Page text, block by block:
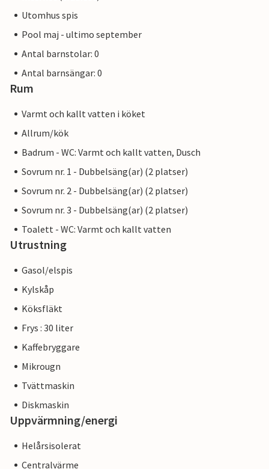
Utomhus spis
Pool maj - ultimo september
Antal barnstolar: 0
Antal barnsängar: 0
Rum
Varmt och kallt vatten i köket
Allrum/kök
Badrum - WC: Varmt och kallt vatten, Dusch
Sovrum nr. 1 - Dubbelsäng(ar) (2 platser)
Sovrum nr. 2 - Dubbelsäng(ar) (2 platser)
Sovrum nr. 3 - Dubbelsäng(ar) (2 platser)
Toalett - WC: Varmt och kallt vatten
Utrustning
Gasol/elspis
Kylskåp
Köksfläkt
Frys : 30 liter
Kaffebryggare
Mikrougn
Tvättmaskin
Diskmaskin
Uppvärmning/energi
Helårsisolerat
Centralvärme